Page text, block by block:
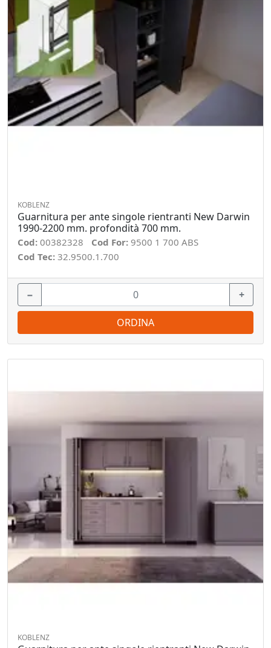
KOBLENZ
Guarnitura per ante singole rientranti New Darwin
1990-2200 mm. profondità 700 mm.
Cod: 00382328 Cod For: 9500 1 700 ABS
Cod Tec: 32.9500.1.700
− +
ORDINA
KOBLENZ